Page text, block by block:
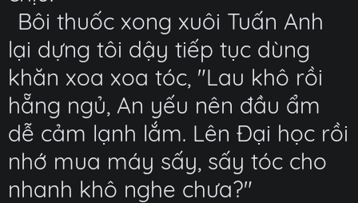
Bôi thuốc xong xuôi Tuấn Anh
lại dựng tôi dậy tiếp tục dùng
khăn xoa xoa tóc, "Lau khô rồi
hẵng ngủ, An yếu nên đầu ẩm
dễ cảm lạnh lắm. Lên Đại học rồi
nhớ mua máy sấy, sấy tóc cho
nhanh khô nghe chưa?"